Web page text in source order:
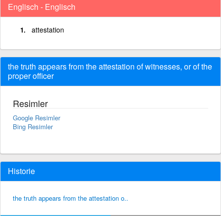
Englisch - Englisch
attestation
the truth appears from the attestation of witnesses, or of the
proper officer
Resimler
Google Resimler
Bing Resimler
Historie
the truth appears from the attestation o..